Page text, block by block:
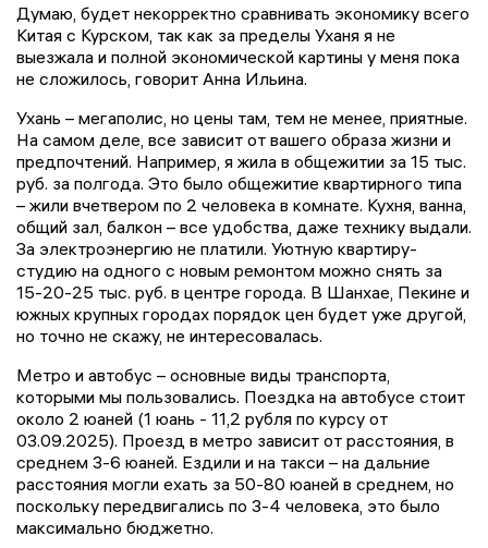
Думаю, будет некорректно сравнивать экономику всего
Китая с Курском, так как за пределы Уханя я не
выезжала и полной экономической картины у меня пока
не сложилось, говорит Анна Ильина.
Ухань – мегаполис, но цены там, тем не менее, приятные.
На самом деле, все зависит от вашего образа жизни и
предпочтений. Например, я жила в общежитии за 15 тыс.
руб. за полгода. Это было общежитие квартирного типа
– жили вчетвером по 2 человека в комнате. Кухня, ванна,
общий зал, балкон – все удобства, даже технику выдали.
За электроэнергию не платили. Уютную квартиру-
студию на одного с новым ремонтом можно снять за
15-20-25 тыс. руб. в центре города. В Шанхае, Пекине и
южных крупных городах порядок цен будет уже другой,
но точно не скажу, не интересовалась.
Метро и автобус – основные виды транспорта,
которыми мы пользовались. Поездка на автобусе стоит
около 2 юаней (1 юань - 11,2 рубля по курсу от
03.09.2025). Проезд в метро зависит от расстояния, в
среднем 3-6 юаней. Ездили и на такси – на дальние
расстояния могли ехать за 50-80 юаней в среднем, но
поскольку передвигались по 3-4 человека, это было
максимально бюджетно.